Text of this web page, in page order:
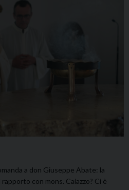
a don Giuseppe Abate: la
con mons. Caiazzo? Ci è